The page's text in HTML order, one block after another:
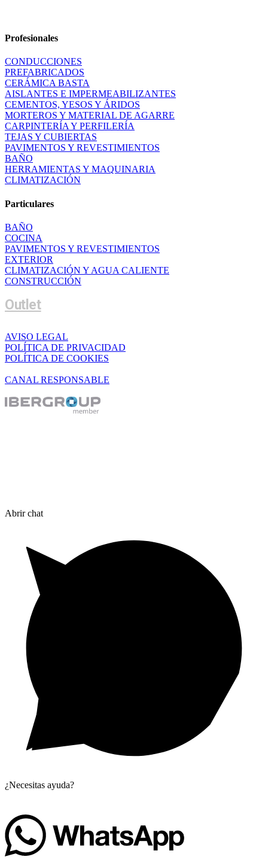
Profesionales
CONDUCCIONES
PREFABRICADOS
CERÁMICA BASTA
AISLANTES E IMPERMEABILIZANTES
CEMENTOS, YESOS Y ÁRIDOS
MORTEROS Y MATERIAL DE AGARRE
CARPINTERÍA Y PERFILERÍA
TEJAS Y CUBIERTAS
PAVIMENTOS Y REVESTIMIENTOS
BAÑO
HERRAMIENTAS Y MAQUINARIA
CLIMATIZACIÓN
Particulares
BAÑO
COCINA
PAVIMENTOS Y REVESTIMIENTOS
EXTERIOR
CLIMATIZACIÓN Y AGUA CALIENTE
CONSTRUCCIÓN
Outlet
AVISO LEGAL
POLÍTICA DE PRIVACIDAD
POLÍTICA DE COOKIES
CANAL RESPONSABLE
Abrir chat
¿Necesitas ayuda?